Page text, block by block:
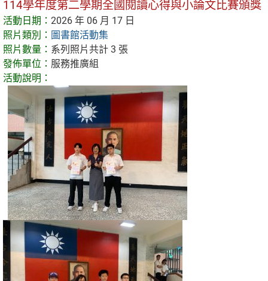
114學年度第二學期全國閱讀心得與小論文比賽頒獎
活動日期： 2026 年 06 月 17 日
照片類別： 圖書館活動集
照片數量： 系列照片共計 3 張
發佈單位： 服務推廣組
活動說明：